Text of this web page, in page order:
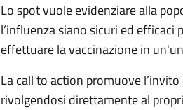
Lo spot vuole evidenziare alla
l’influenza siano sicuri ed
effettuare la vaccinazione in
La call to action promuove
rivolgendosi direttamente al